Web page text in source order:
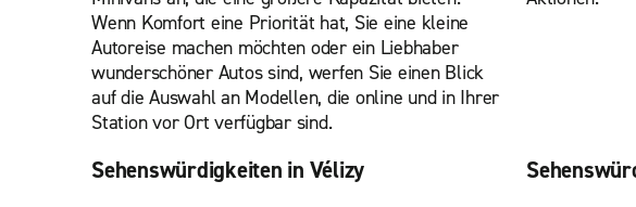
Wenn Komfort eine Priorität hat, Sie eine kleine
Autoreise machen möchten oder ein Liebhaber
wunderschöner Autos sind, werfen Sie einen Blick
auf die Auswahl an Modellen, die online und in Ihrer
Station vor Ort verfügbar sind.
Sehenswürdigkeiten in Vélizy